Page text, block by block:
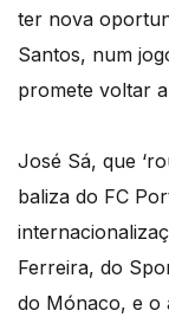
ter nova
Santos, num
promete voltar
José Sá, que
baliza do FC
Ferreira, do
do Mónaco, e o